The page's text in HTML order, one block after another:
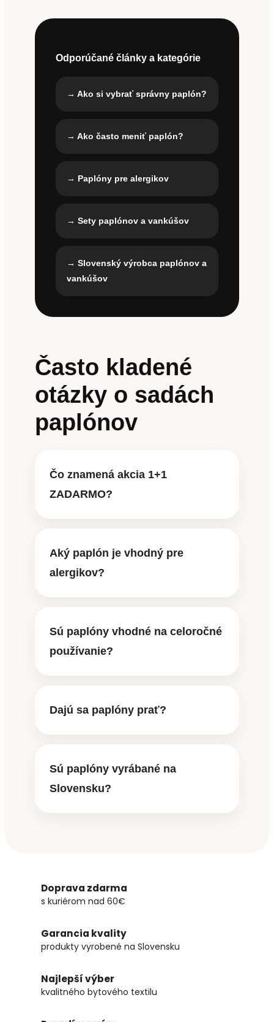
Odporúčané články a kategórie
→ Ako si vybrať správny paplón?
→ Ako často meniť paplón?
→ Paplóny pre alergikov
→ Sety paplónov a vankúšov
→ Slovenský výrobca paplónov a
vankúšov
Často kladené
otázky o sadách
paplónov
Čo znamená akcia 1+1
ZADARMO?
Aký paplón je vhodný pre
alergikov?
Sú paplóny vhodné na celoročné
používanie?
Dajú sa paplóny prať?
Sú paplóny vyrábané na
Slovensku?
Doprava zdarma
s kuriérom nad 60€
Garancia kvality
produkty vyrobené na Slovensku
Najlepší výber
kvalitného bytového textilu